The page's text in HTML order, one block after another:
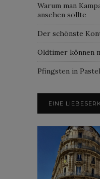
Warum man
ansehen sollte
Der schönste
Oldtimer können
Pfingsten in
EINE